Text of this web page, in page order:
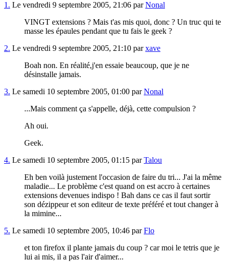
1. Le vendredi 9 septembre 2005, 21:06 parNonal
VINGT extensions ? Mais t'as mis quoi, donc ? Un truc qui te
masse les épaules pendant que tu fais le geek ?
2. Le vendredi 9 septembre 2005, 21:10 parxave
Boah non. En réalité,j'en essaie beaucoup, que je ne
désinstalle jamais.
3. Le samedi 10 septembre 2005, 01:00 parNonal
...Mais comment ça s'appelle, déjà, cette compulsion ?
Ah oui.
Geek.
4. Le samedi 10 septembre 2005, 01:15 parTalou
Eh ben voilà justement l'occasion de faire du tri... J'ai la même
maladie... Le problème c'est quand on est accro à certaines
extensions devenues indispo ! Bah dans ce cas il faut sortir
son dézippeur et son editeur de texte préféré et tout changer à
la mimine...
5. Le samedi 10 septembre 2005, 10:46 parFlo
et ton firefox il plante jamais du coup ? car moi le tetris que je
lui ai mis, il a pas l'air d'aimer...